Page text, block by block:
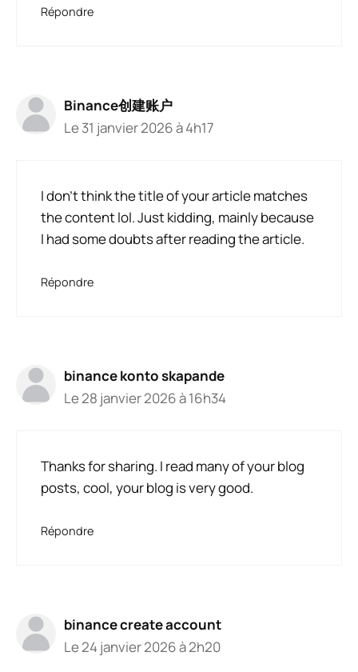
Répondre
Binance创建账户
Le 31 janvier 2026 à 4h17
I don’t think the title of your article matches
the content lol. Just kidding, mainly because
I had some doubts after reading the article.
Répondre
binance konto skapande
Le 28 janvier 2026 à 16h34
Thanks for sharing. I read many of your blog
posts, cool, your blog is very good.
Répondre
binance create account
Le 24 janvier 2026 à 2h20